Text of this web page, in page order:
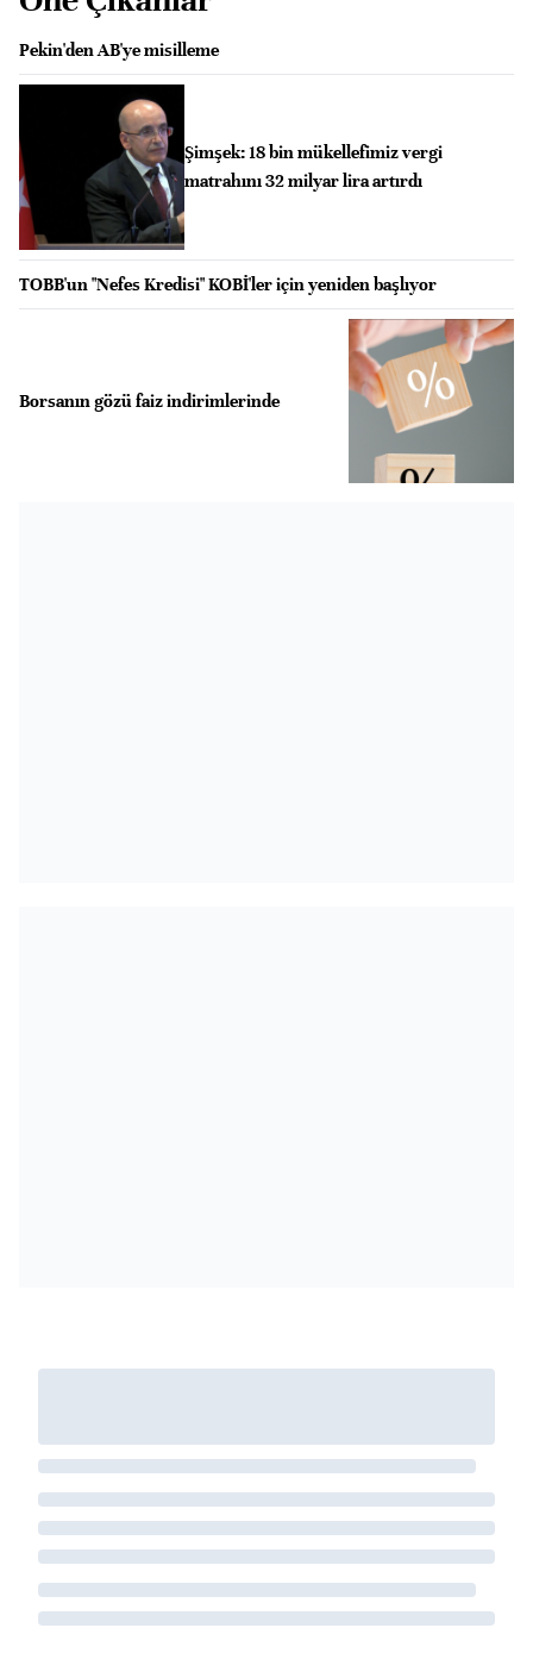
Pekin'den AB'ye misilleme
Şimşek: 18 bin mükellefimiz vergi
matrahını 32 milyar lira artırdı
TOBB'un "Nefes Kredisi" KOBİ'ler için yeniden başlıyor
Borsanın gözü faiz indirimlerinde